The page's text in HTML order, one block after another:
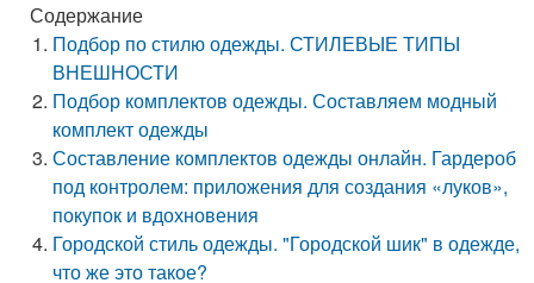
Содержание
Подбор по стилю одежды. СТИЛЕВЫЕ ТИПЫ
ВНЕШНОСТИ
Подбор комплектов одежды. Составляем модный
комплект одежды
Составление комплектов одежды онлайн. Гардероб
под контролем: приложения для создания «луков»,
покупок и вдохновения
Городской стиль одежды. "Городской шик" в одежде,
что же это такое?